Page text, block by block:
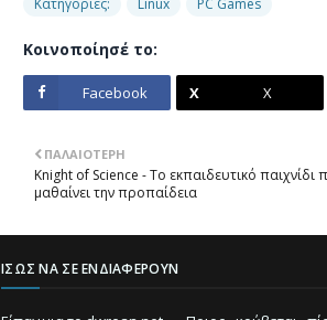
Κατηγορίες: Linux PC Games
Κοινοποίησέ το:
Facebook X
ΠΑΛΑΙΌΤΕΡΗ
Knight of Science - Το εκπαιδευτικό
μαθαίνει την προπαίδεια
ΊΣΩΣ ΝΑ ΣΕ ΕΝΔΙΑΦΈΡΟΥΝ